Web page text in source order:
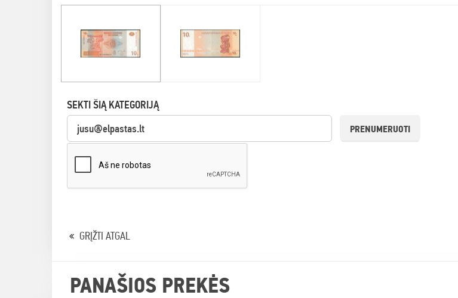
SEKTI ŠIĄ KATEGORIJĄ
PRENUMERUOTI
GRĮŽTI ATGAL
PANAŠIOS PREKĖS